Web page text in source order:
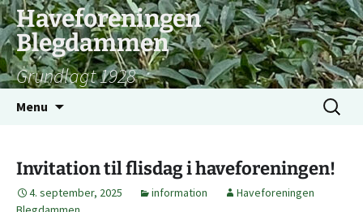
Hop
til
indhold
Haveforeningen
Blegdammen
Grundlagt 1928
Menu
Søg
efter:
Invitation til flisdag i haveforeningen!
4. september, 2025 information
Haveforeningen